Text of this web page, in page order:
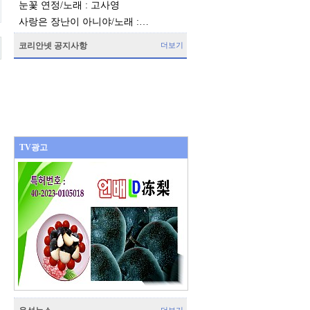
눈꽃 연정/노래 : 고사영
사랑은 장난이 아니야/노래 :…
코리안넷 공지사항 더보기
TV광고